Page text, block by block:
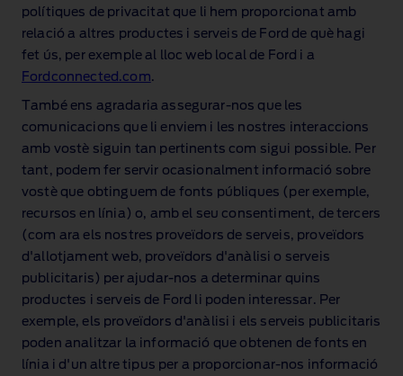
polítiques de privacitat que li hem proporcionat amb
relació a altres productes i serveis de Ford de què hagi
fet ús, per exemple al lloc web local de Ford i a
Fordconnected.com.
També ens agradaria assegurar‑nos que les
comunicacions que li enviem i les nostres interaccions
amb vostè siguin tan pertinents com sigui possible. Per
tant, podem fer servir ocasionalment informació sobre
vostè que obtinguem de fonts públiques (per exemple,
recursos en línia) o, amb el seu consentiment, de tercers
(com ara els nostres proveïdors de serveis, proveïdors
d'allotjament web, proveïdors d'anàlisi o serveis
publicitaris) per ajudar‑nos a determinar quins
productes i serveis de Ford li poden interessar. Per
exemple, els proveïdors d'anàlisi i els serveis publicitaris
poden analitzar la informació que obtenen de fonts en
línia i d'un altre tipus per a proporcionar‑nos informació